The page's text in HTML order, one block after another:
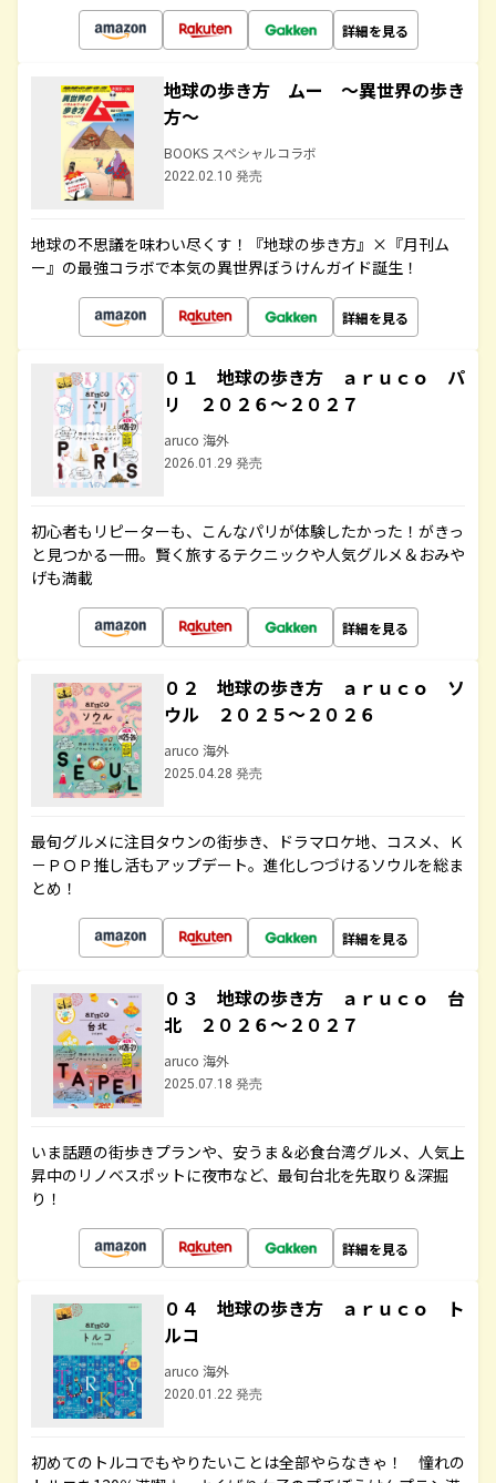
詳細を見る
地球の歩き方 ムー ～異世界の歩き
方～
BOOKS スペシャルコラボ
2022.02.10 発売
地球の不思議を味わい尽くす！『地球の歩き方』×『月刊ム
ー』の最強コラボで本気の異世界ぼうけんガイド誕生！
詳細を見る
０１ 地球の歩き方 ａｒｕｃｏ パ
リ ２０２６～２０２７
aruco 海外
2026.01.29 発売
初心者もリピーターも、こんなパリが体験したかった！がきっ
と見つかる一冊。賢く旅するテクニックや人気グルメ＆おみや
げも満載
詳細を見る
０２ 地球の歩き方 ａｒｕｃｏ ソ
ウル ２０２５～２０２６
aruco 海外
2025.04.28 発売
最旬グルメに注目タウンの街歩き、ドラマロケ地、コスメ、Ｋ
－ＰＯＰ推し活もアップデート。進化しつづけるソウルを総ま
とめ！
詳細を見る
０３ 地球の歩き方 ａｒｕｃｏ 台
北 ２０２６～２０２７
aruco 海外
2025.07.18 発売
いま話題の街歩きプランや、安うま＆必食台湾グルメ、人気上
昇中のリノベスポットに夜市など、最旬台北を先取り＆深掘
り！
詳細を見る
０４ 地球の歩き方 ａｒｕｃｏ ト
ルコ
aruco 海外
2020.01.22 発売
初めてのトルコでもやりたいことは全部やらなきゃ！ 憧れの